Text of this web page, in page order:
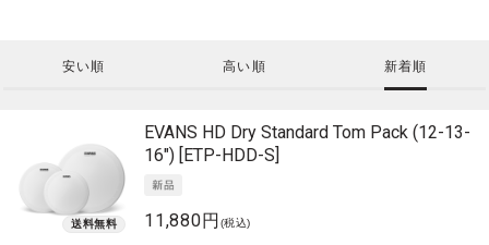
安い順 高い順 新着順
EVANS HD Dry Standard Tom Pack (12-13-
16") [ETP-HDD-S]
11,880円 (税込)